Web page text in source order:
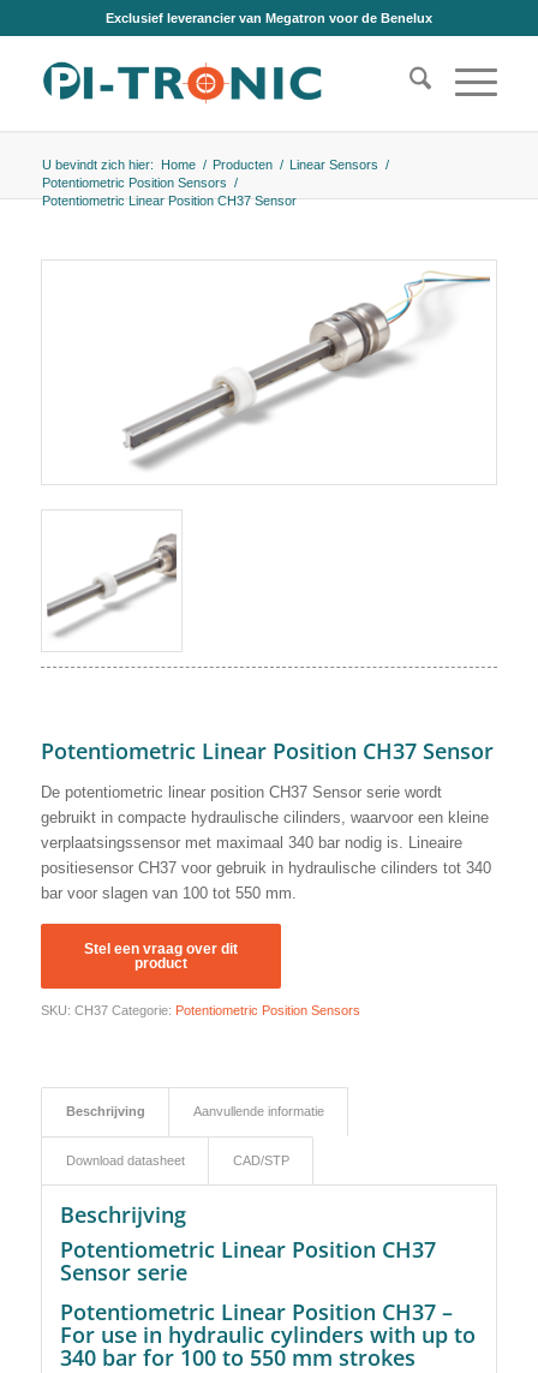
Exclusief leverancier van Megatron voor de Benelux
U bevindt zich hier: Home / Producten / Linear Sensors /
Potentiometric Position Sensors /
Potentiometric Linear Position CH37 Sensor
Potentiometric Linear Position CH37 Sensor
De potentiometric linear position CH37 Sensor serie wordt
gebruikt in compacte hydraulische cilinders, waarvoor een kleine
verplaatsingssensor met maximaal 340 bar nodig is. Lineaire
positiesensor CH37 voor gebruik in hydraulische cilinders tot 340
bar voor slagen van 100 tot 550 mm.
SKU: CH37 Categorie: Potentiometric Position Sensors
Beschrijving Aanvullende informatie
Download datasheet CAD/STP
Beschrijving
Potentiometric Linear Position CH37
Sensor serie
Potentiometric Linear Position CH37 –
For use in hydraulic cylinders with up to
340 bar for 100 to 550 mm strokes